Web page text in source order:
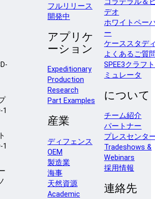
フルリリース
開発中
アプリケ
ーション
Expeditionary
Production
Research
Part Examples
産業
ディフェンス
OEM
製造業
海事
天然資源
Academic
デオ
ホワイトペー
ー
ケーススタデ
よくあるご質
SPEE3クラフ
ミュレータ
について
チーム紹介
パートナー
プレスセンタ
Tradeshows &
Webinars
採用情報
連絡先